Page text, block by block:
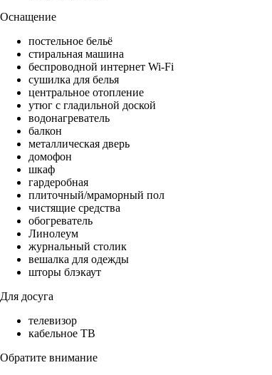
Оснащение
постельное бельё
стиральная машина
беспроводной интернет Wi-Fi
сушилка для белья
центральное отопление
утюг с гладильной доской
водонагреватель
балкон
металлическая дверь
домофон
шкаф
гардеробная
плиточный/мраморный пол
чистящие средства
обогреватель
Линолеум
журнальный столик
вешалка для одежды
шторы блэкаут
Для досуга
телевизор
кабельное ТВ
Обратите внимание